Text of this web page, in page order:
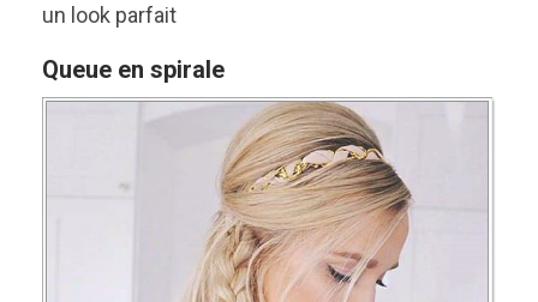
un look parfait
Queue en spirale